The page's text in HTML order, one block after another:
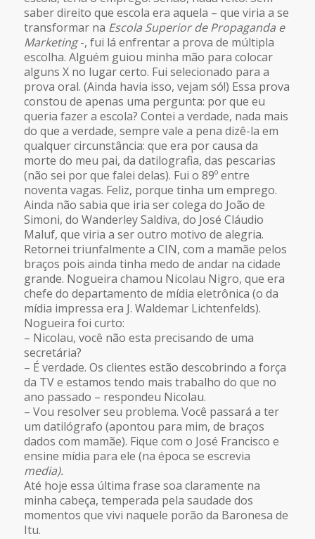
saber direito que escola era aquela – que viria a se
transformar na Escola Superior de Propaganda e
Marketing-, fui lá enfrentar a prova de múltipla
escolha. Alguém guiou minha mão para colocar
alguns X no lugar certo. Fui selecionado para a
prova oral. (Ainda havia isso, vejam só!) Essa prova
constou de apenas uma pergunta: por que eu
queria fazer a escola? Contei a verdade, nada mais
do que a verdade, sempre vale a pena dizê-la em
qualquer circunstância: que era por causa da
morte do meu pai, da datilografia, das pescarias
(não sei por que falei delas). Fui o 89º entre
noventa vagas. Feliz, porque tinha um emprego.
Ainda não sabia que iria ser colega do João de
Simoni, do Wanderley Saldiva, do José Cláudio
Maluf, que viria a ser outro motivo de alegria.
Retornei triunfalmente a CIN, com a mamãe pelos
braços pois ainda tinha medo de andar na cidade
grande. Nogueira chamou Nicolau Nigro, que era
chefe do departamento de mídia eletrônica (o da
mídia impressa era J. Waldemar Lichtenfelds).
Nogueira foi curto:
– Nicolau, você não esta precisando de uma
secretária?
– É verdade. Os clientes estão descobrindo a força
da TV e estamos tendo mais trabalho do que no
ano passado – respondeu Nicolau.
– Vou resolver seu problema. Você passará a ter
um datilógrafo (apontou para mim, de braços
dados com mamãe). Fique com o José Francisco e
ensine mídia para ele (na época se escrevia
media).
Até hoje essa última frase soa claramente na
minha cabeça, temperada pela saudade dos
momentos que vivi naquele porão da Baronesa de
Itu.